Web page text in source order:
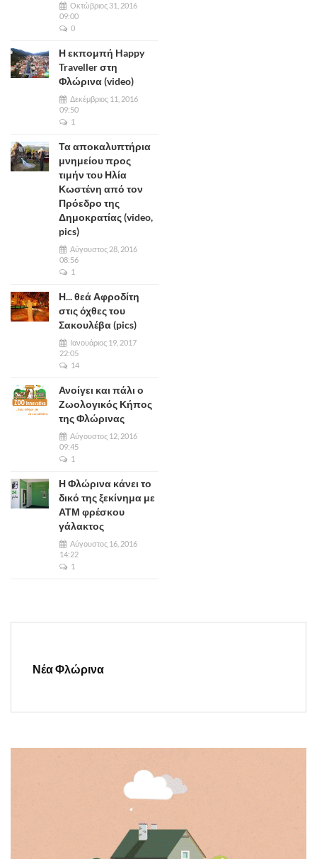
Οκτώβριος 31, 2016
09:00
0
Η εκπομπή Happy
Traveller στη
Φλώρινα (video)
Δεκέμβριος 11, 2016
09:50
1
Τα αποκαλυπτήρια
μνημείου προς
τιμήν του Ηλία
Κωστένη από τον
Πρόεδρο της
Δημοκρατίας (video,
pics)
Αύγουστος 28, 2016
08:56
1
Η... θεά Αφροδίτη
στις όχθες του
Σακουλέβα (pics)
Ιανουάριος 19, 2017
22:05
14
Ανοίγει και πάλι ο
Ζωολογικός Κήπος
της Φλώρινας
Αύγουστος 12, 2016
09:45
1
Η Φλώρινα κάνει το
δικό της ξεκίνημα με
ΑΤΜ φρέσκου
γάλακτος
Αύγουστος 16, 2016
14:22
1
Νέα Φλώρινα